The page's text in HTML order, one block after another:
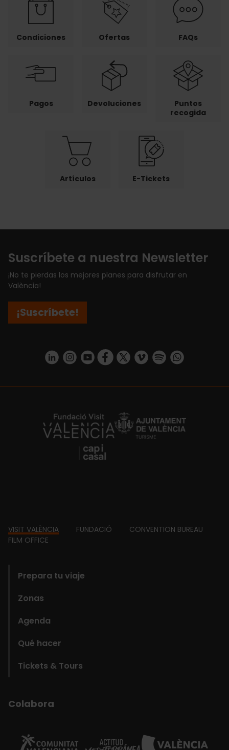
Condiciones Ofertas FAQs
Pagos Devoluciones
Puntos
recogida
Artículos E-Tickets
Suscríbete a nuestra Newsletter
¡No te pierdas los mejores planes para disfrutar en
València!
¡Suscríbete!
https://www.linkedin.com/company/turismo-valencia/mycompany/
https://www.instagram.com/visit_valencia/
https://www.youtube.com/user/
https://www.facebook.com/
https://twitter.com/
https://vimeo.com/
https://https://api.whatsapp.com/
https://fundacion.visitvalencia.com/
Footer
VISIT VALÈNCIA FUNDACIÓ
CONVENTION BUREAU
FILM OFFICE
Prepara tu viaje
Zonas
Agenda
Qué hacer
Tickets & Tours
Colabora